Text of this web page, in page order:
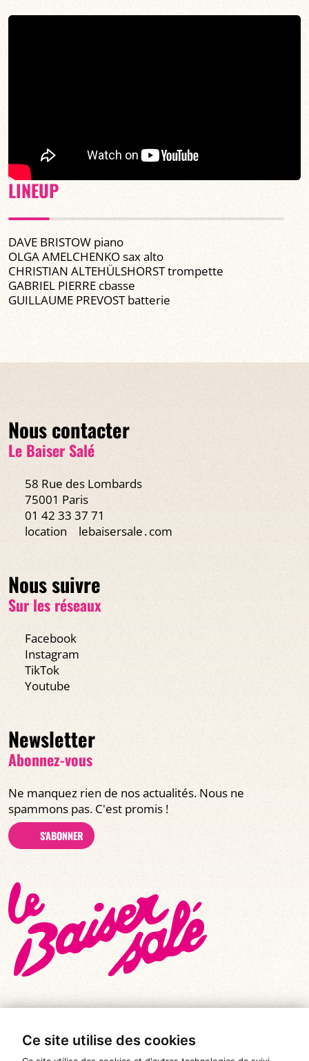
Ce site utilise des cookies
LINEUP
DAVE BRISTOW piano
OLGA AMELCHENKO sax alto
CHRISTIAN ALTEHÜLSHORST trompette
GABRIEL PIERRE cbasse
GUILLAUME PREVOST batterie
Nous contacter
Le Baiser Salé
58 Rue des Lombards
75001 Paris
01 42 33 37 71
location
lebaisersale․com
Nous suivre
Sur les réseaux
Facebook
Instagram
TikTok
Youtube
Newsletter
Abonnez-vous
Ne manquez rien de nos actualités. Nous ne
spammons pas. C'est promis !
S'ABONNER
© Tous droits réservés 2026 |
Le Baiser Salé